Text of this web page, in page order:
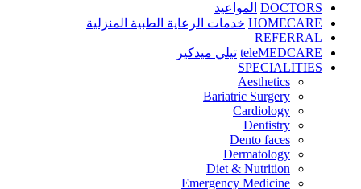
DOCTORS المواعيد
HOMECARE خدمات الرعاية الطبية المنزلية
REFERRAL
teleMEDCARE تيلي ميدكير
SPECIALITIES
Aesthetics
Bariatric Surgery
Cardiology
Dentistry
Dento faces
Dermatology
Diet & Nutrition
Emergency Medicine